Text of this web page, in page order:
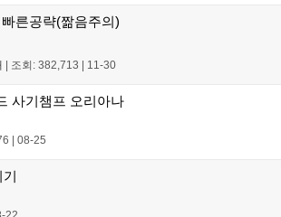
른공략(짦음주의)
| 조회: 382,713 | 11-30
사기챔프 오리아나
| 08-25